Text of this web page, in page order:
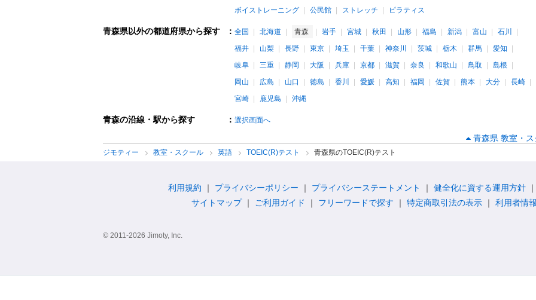
ボイストレーニング
公民館 ストレッチ ピラティス
青森県以外の都道府県から探す ： 全国 北海道 青森 岩手 宮城 秋田 山形 福島 新潟 富山
石川
福井
山梨 長野 東京 埼玉 千葉 神奈川 茨城 栃木 群馬
愛知
岐阜
三重 静岡 大阪 兵庫 京都 滋賀 奈良 和歌山 鳥取
島根
岡山
広島 山口 徳島 香川 愛媛 高知 福岡 佐賀 熊本 大分
長崎
宮崎
鹿児島 沖縄
青森の沿線・駅から探す ： 選択画面へ
青森県 教室・
ジモティー 教室・スクール 英語 TOEIC(R)テスト 青森県のTOEIC(R)テスト
利用規約 プライバシーポリシー プライバシーステートメント
健全化に資する運用方針
サイトマップ
ご利用ガイド フリーワードで探す 特定商取引法の表示 利用者情
© 2011-2026 Jimoty, Inc.